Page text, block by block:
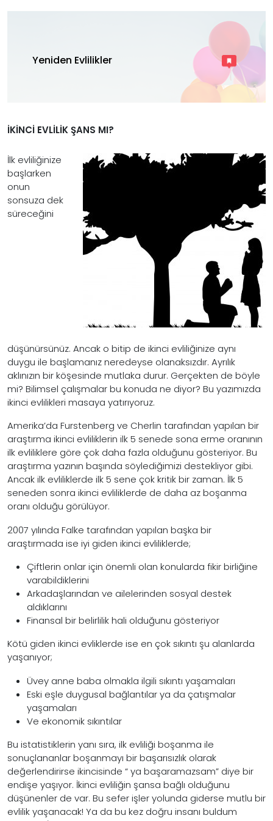
Yeniden Evlilikler
İKİNCİ EVLİLİK ŞANS MI?
İlk evliliğinize
başlarken
onun
sonsuza dek
süreceğini
düşünürsünüz. Ancak o bitip de ikinci evliliğinize aynı
duygu ile başlamanız neredeyse olanaksızdır. Ayrılık
aklınızın bir köşesinde mutlaka durur. Gerçekten de böyle
mi? Bilimsel çalışmalar bu konuda ne diyor? Bu yazımızda
ikinci evlilikleri masaya yatırıyoruz.
Amerika’da Furstenberg ve Cherlin tarafından yapılan bir
araştırma ikinci evliliklerin ilk 5 senede sona erme oranının
ilk evliliklere göre çok daha fazla olduğunu gösteriyor. Bu
araştırma yazının başında söylediğimizi destekliyor gibi.
Ancak ilk evliliklerde ilk 5 sene çok kritik bir zaman. İlk 5
seneden sonra ikinci evliliklerde de daha az boşanma
oranı olduğu görülüyor.
2007 yılında Falke tarafından yapılan başka bir
araştırmada ise iyi giden ikinci evliliklerde;
Çiftlerin onlar için önemli olan konularda fikir birliğine
varabildiklerini
Arkadaşlarından ve ailelerinden sosyal destek
aldıklarını
Finansal bir belirlilik hali olduğunu gösteriyor
Kötü giden ikinci evliklerde ise en çok sıkıntı şu alanlarda
yaşanıyor;
Üvey anne baba olmakla ilgili sıkıntı yaşamaları
Eski eşle duygusal bağlantılar ya da çatışmalar
yaşamaları
Ve ekonomik sıkıntılar
Bu istatistiklerin yanı sıra, ilk evliliği boşanma ile
sonuçlananlar boşanmayı bir başarısızlık olarak
değerlendirirse ikincisinde “ ya başaramazsam” diye bir
endişe yaşıyor. İkinci evliliğin şansa bağlı olduğunu
düşünenler de var. Bu sefer işler yolunda giderse mutlu bir
evlilik yaşanacak! Ya da bu kez doğru insanı buldum